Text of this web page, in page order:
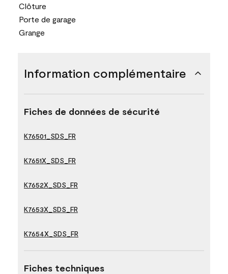
Clôture
Porte de garage
Grange
Information complémentaire
Fiches de données de sécurité
K76501_SDS_FR
K7651X_SDS_FR
K7652X_SDS_FR
K7653X_SDS_FR
K7654X_SDS_FR
Fiches techniques